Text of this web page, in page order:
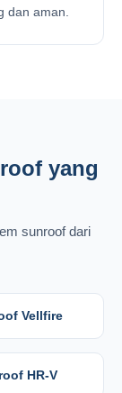
dan aman.
yang
sunroof dari
Vellfire
HR-V